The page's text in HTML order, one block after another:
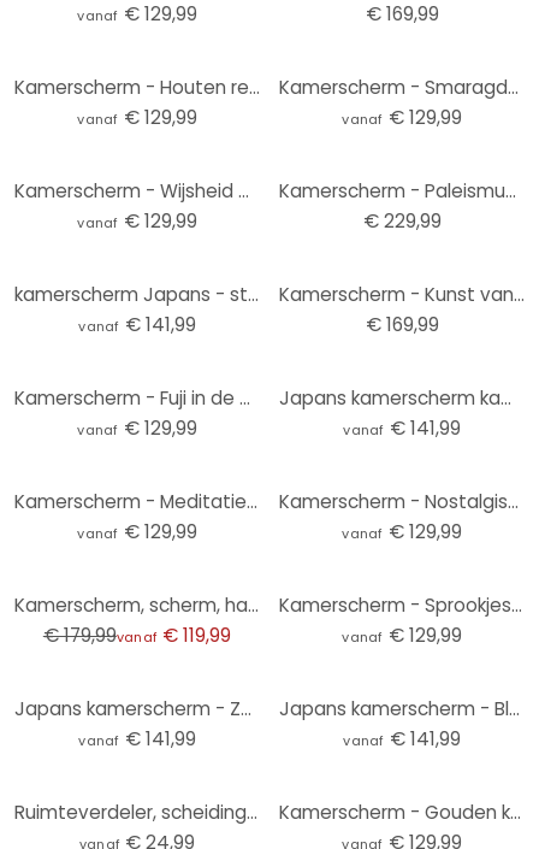
vanaf € 129,99
€ 169,99
Kamerscherm - Houten regenboog, 3-delig
vanaf € 129,99
Kamerscherm - Smaragdgroen glas in lood, 3-delig
vanaf € 129,99
Kamerscherm - Wijsheid bloemen, 3-delig
vanaf € 129,99
Kamerscherm - Paleismuur , 5-delig - 225x172 cm
€ 229,99
kamerscherm Japans - stijl Japans: Wijsheid bloemen, 3-delig
vanaf € 141,99
Kamerscherm - Kunst van elegantie, 5-delig - 225x172 cm
€ 169,99
Kamerscherm - Fuji in de bloeiende omlijsting van de kersenboom, 3-delig
vanaf € 129,99
Japans kamerscherm kamerscherm - Stoïcijnse sereniteit, 3-delig
vanaf € 141,99
Kamerscherm - Meditaties, 3-delig
vanaf € 129,99
Kamerscherm - Nostalgische bloemen, 3-delig
vanaf € 129,99
Kamerscherm, scherm, hangend privacyscherm Exotisch palmenlandschap
€ 179,99vanaf € 119,99
Kamerscherm - Sprookjesbos, 3-delig
vanaf € 129,99
Japans kamerscherm - Zwart witte bloemen, 3-delig
vanaf € 141,99
Japans kamerscherm - Bladeren op het hoogtepunt van de bloesem, 3-delig
vanaf € 141,99
Ruimteverdeler, scheidingswand geometrisch patroon - MDF
vanaf € 24,99
Kamerscherm - Gouden kus, 3-delig
vanaf € 129,99